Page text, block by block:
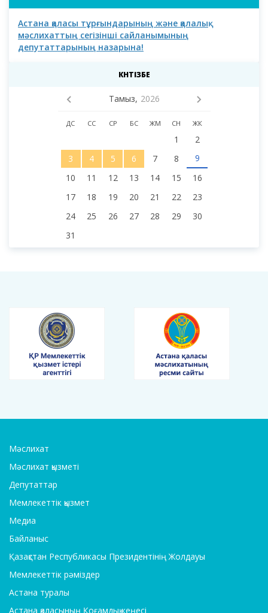
Астана қаласы тұрғындарының және қалалық
мәслихаттың сегізінші сайланымының
депутаттарының назарына!
КҮНТІЗБЕ
Тамыз, 2026
ДС СС СР БС ЖМ СН ЖК
1
2
3
4 5 6 7 8
9
10
11 12 13 14 15
16
17
18 19 20 21 22
23
24
25 26 27 28 29
30
31
Мәслихат
Мәслихат қызметі
Депутаттар
Мемлекеттік қызмет
Медиа
Байланыс
Қазақстан Республикасы Президентінің Жолдауы
Мемлекеттік рәміздер
Астана туралы
Астана қаласының Қоғамдық кеңесі